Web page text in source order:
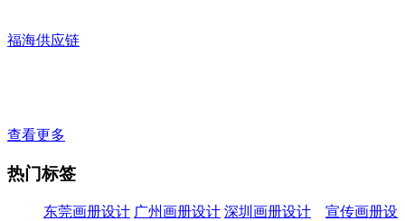
福海供应链
查看更多
热门标签
东莞画册设计 广州画册设计 深圳画册设计
宣传画册设